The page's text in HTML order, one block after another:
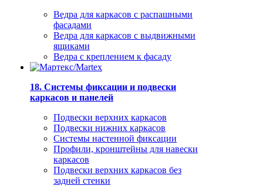
Ведра для каркасов с распашными
фасадами
Ведра для каркасов с выдвижными
ящиками
Ведра с креплением к фасаду
18. Системы фиксации и подвески
каркасов и панелей
Подвески верхних каркасов
Подвески нижних каркасов
Системы настенной фиксации
Профили, кронштейны для навески
каркасов
Подвески верхних каркасов без
задней стенки